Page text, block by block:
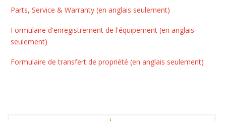
Parts, Service & Warranty (en anglais seulement)
Formulaire d'enregistrement de l'équipement (en anglais
seulement)
Formulaire de transfert de propriété (en anglais seulement)